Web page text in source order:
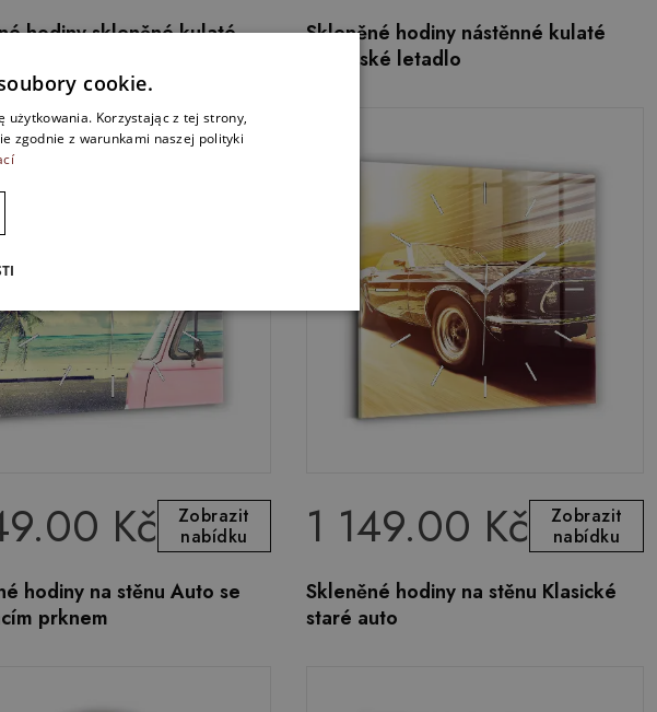
hodiny skleněné kulaté
Skleněné hodiny nástěnné kulaté
Vojenské letadlo
Kč
Zobrazit
nabídku
hodiny na stěnu Auto se
prknem
1 149.00 Kč
Zobrazit
nabídku
Skleněné hodiny na stěnu Klasické
staré auto
cookie.
użytkowania. Korzystając z tej strony,
zgodnie z warunkami naszej polityki